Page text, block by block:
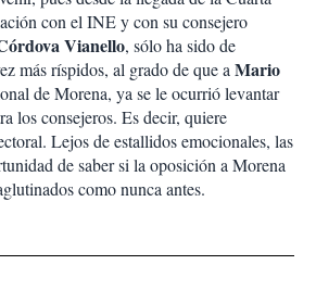
con el INE y con su consejero
Vianello, sólo ha sido de
más ríspidos, al grado de que a Mario
de Morena, ya se le ocurrió levantar
los consejeros. Es decir, quiere
Lejos de estallidos emocionales, las
de saber si la oposición a Morena
como nunca antes.